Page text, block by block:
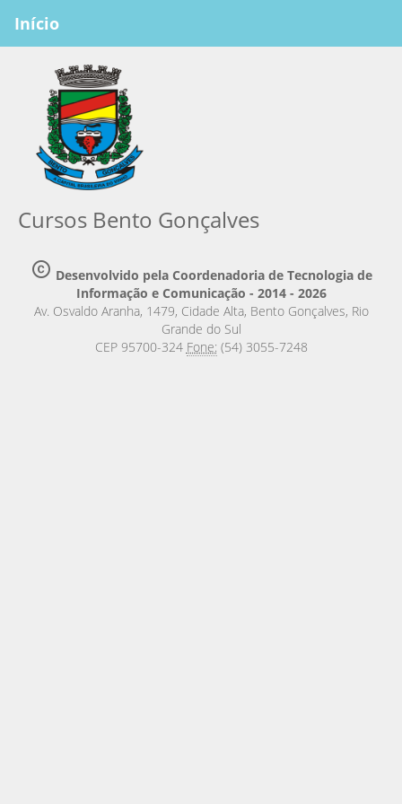
Início
Cursos Bento Gonçalves
copyright Desenvolvido pela Coordenadoria de Tecnologia de
Informação e Comunicação - 2014 - 2026
Av. Osvaldo Aranha, 1479, Cidade Alta, Bento Gonçalves, Rio
Grande do Sul
CEP 95700-324 Fone: (54) 3055-7248